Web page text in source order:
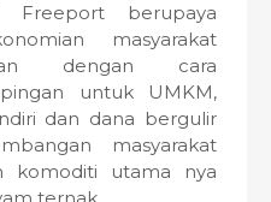
Freeport berupaya
masyarakat
dengan cara
untuk UMKM,
dan dana bergulir
masyarakat
komoditi utama nya